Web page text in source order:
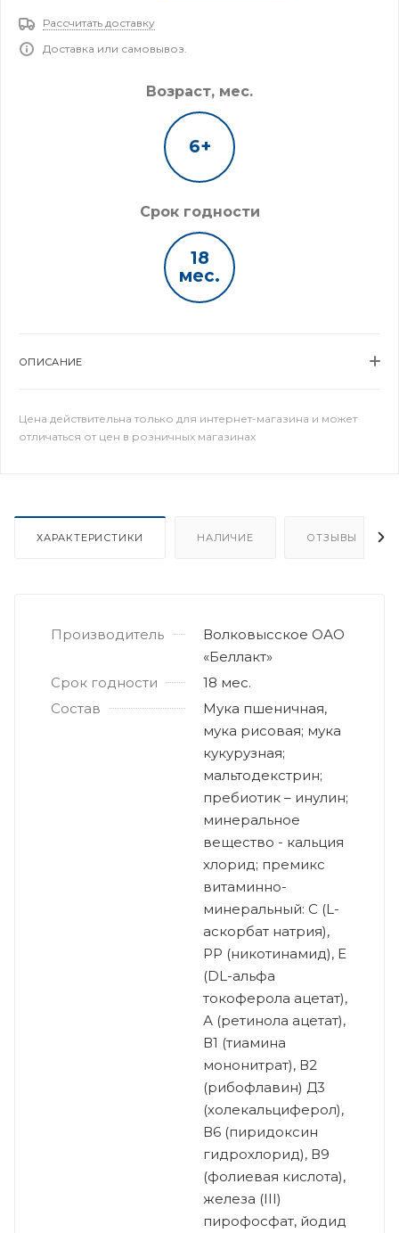
Рассчитать доставку
Доставка или самовывоз.
Возраст, мес.
6+
Срок годности
18
мес.
ОПИСАНИЕ
Цена действительна только для интернет-магазина и может
отличаться от цен в розничных магазинах
ХАРАКТЕРИСТИКИ НАЛИЧИЕ ОТЗЫВЫ
Производитель
Волковысское ОАО
«Беллакт»
Срок годности
18 мес.
Состав
Мука пшеничная,
мука рисовая; мука
кукурузная;
мальтодекстрин;
пребиотик – инулин;
минеральное
вещество - кальция
хлорид; премикс
витаминно-
минеральный: С (L-
аскорбат натрия),
РР (никотинамид), Е
(DL-альфа
токоферола ацетат),
А (ретинола ацетат),
В1 (тиамина
мононитрат), В2
(рибофлавин) Д3
(холекальциферол),
В6 (пиридоксин
гидрохлорид), В9
(фолиевая кислота),
железа (III)
пирофосфат, йодид